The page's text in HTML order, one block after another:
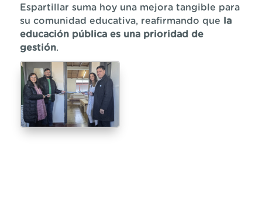
Espartillar suma hoy una mejora tangible para
su comunidad educativa, reafirmando que
la
educación pública es una prioridad de
gestión.